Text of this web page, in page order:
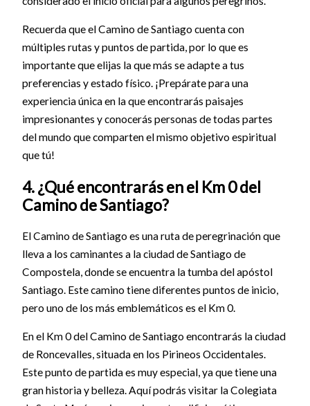
Recuerda que el Camino de Santiago cuenta con
múltiples rutas y puntos de partida, por lo que es
importante que elijas la que más se adapte a tus
preferencias y estado físico. ¡Prepárate para una
experiencia única en la que encontrarás paisajes
impresionantes y conocerás personas de todas partes
del mundo que comparten el mismo objetivo espiritual
que tú!
4. ¿Qué encontrarás en el Km 0 del
Camino de Santiago?
El Camino de Santiago es una ruta de peregrinación que
lleva a los caminantes a la ciudad de Santiago de
Compostela, donde se encuentra la tumba del apóstol
Santiago. Este camino tiene diferentes puntos de inicio,
pero uno de los más emblemáticos es el Km 0.
En el Km 0 del Camino de Santiago encontrarás la ciudad
de Roncevalles, situada en los Pirineos Occidentales.
Este punto de partida es muy especial, ya que tiene una
gran historia y belleza. Aquí podrás visitar la Colegiata